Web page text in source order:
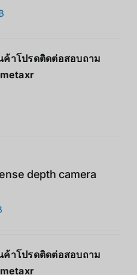
ค้าโปรดติดต่อสอบถาม
depth camera
ค้าโปรดติดต่อสอบถาม